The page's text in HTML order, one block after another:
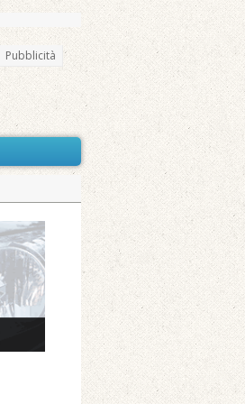
Pubblicità